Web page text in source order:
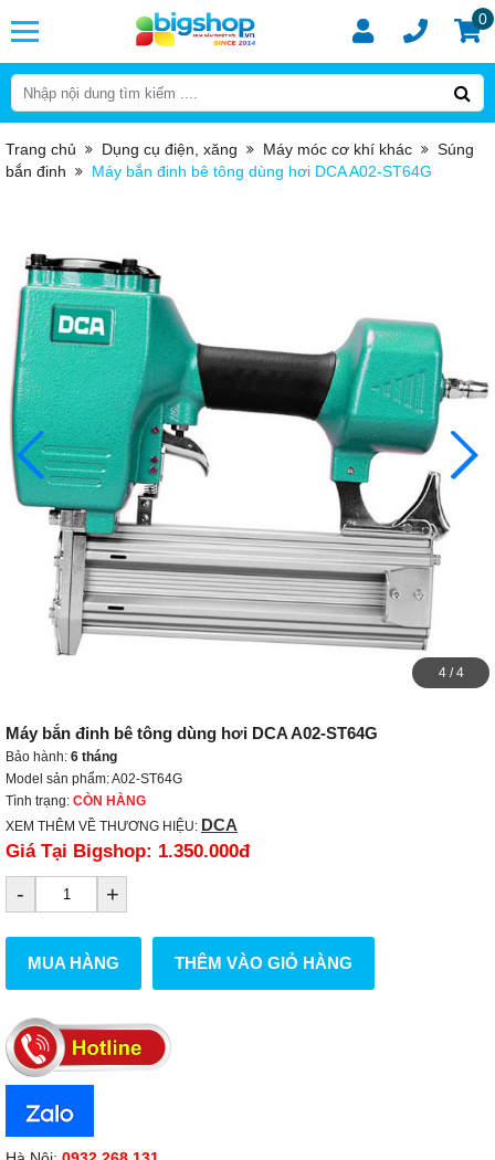
0
Trang chủ Dụng cụ điện, xăng Máy móc cơ khí khác
Súng
bắn đinh
Máy bắn đinh bê tông dùng hơi DCA A02-ST64G
4/4
Máy bắn đinh bê tông dùng hơi DCA A02-ST64G
Bảo hành: 6 tháng
Model sản phẩm: A02-ST64G
Tình trạng: CÒN HÀNG
XEM THÊM VỀ THƯƠNG HIỆU: DCA
Giá Tại Bigshop: 1.350.000đ
- +
MUA HÀNG THÊM VÀO GIỎ HÀNG